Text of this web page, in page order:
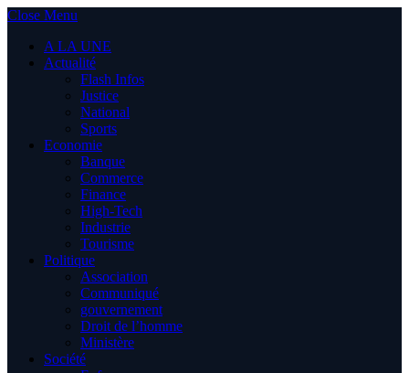
Close Menu
A LA UNE
Actualité
Flash Infos
Justice
National
Sports
Economie
Banque
Commerce
Finance
High-Tech
Industrie
Tourisme
Politique
Association
Communiqué
gouvernement
Droit de l’homme
Ministère
Société